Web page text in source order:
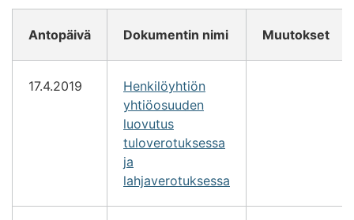
Antopäivä Dokumentin nimi Muutokset
17.4.2019
Henkilöyhtiön
yhtiöosuuden
luovutus
tuloverotuksessa
ja
lahjaverotuksessa